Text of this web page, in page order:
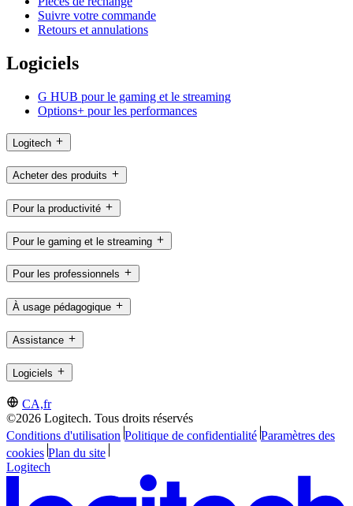
Suivre votre commande
Retours et annulations
Logiciels
G HUB pour le gaming et le streaming
Options+ pour les performances
Logitech
Acheter des produits
Pour la productivité
Pour le gaming et le streaming
Pour les professionnels
À usage pédagogique
Assistance
Logiciels
CA,fr
©2026 Logitech. Tous droits réservés
Conditions d'utilisation Politique de confidentialité Paramètres des
cookies Plan du site
Logitech